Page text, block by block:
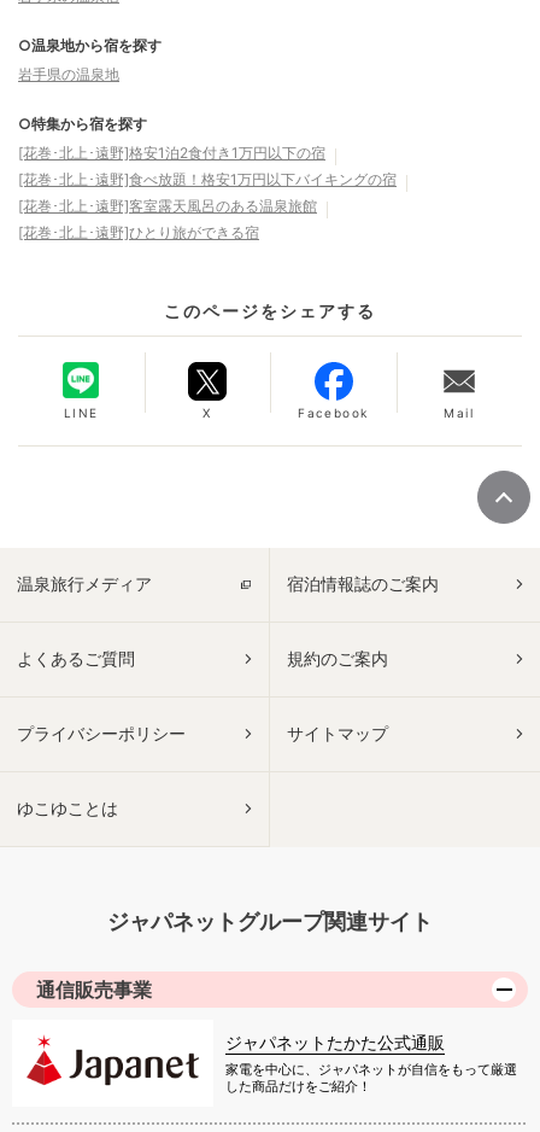
○温泉地から宿を探す
岩手県の温泉地
○特集から宿を探す
[花巻･北上･遠野]格安1泊2食付き1万円以下の宿
[花巻･北上･遠野]食べ放題！格安1万円以下バイキングの宿
[花巻･北上･遠野]客室露天風呂のある温泉旅館
[花巻･北上･遠野]ひとり旅ができる宿
このページをシェアする
LINE X Facebook Mail
温泉旅行メディア 宿泊情報誌のご案内
よくあるご質問 規約のご案内
プライバシーポリシー サイトマップ
ゆこゆことは
ジャパネットグループ関連サイト
通信販売事業
ジャパネットたかた公式通販
家電を中心に、ジャパネットが自信をもって厳選
した商品だけをご紹介！